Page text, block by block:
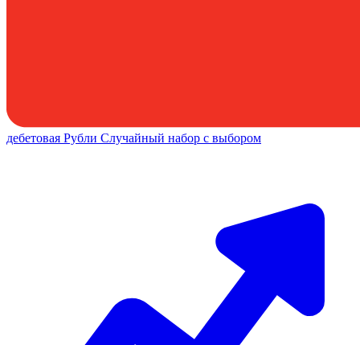
дебетовая Рубли Случайный набор с выбором